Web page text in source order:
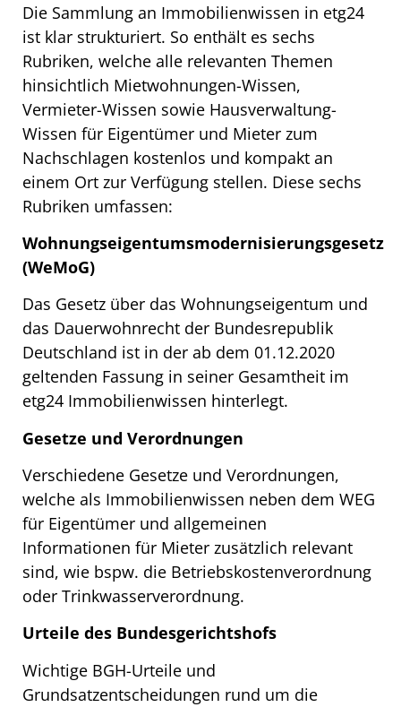
Die Sammlung an Immobilienwissen in etg24
ist klar strukturiert. So enthält es sechs
Rubriken, welche alle relevanten Themen
hinsichtlich Mietwohnungen-Wissen,
Vermieter-Wissen sowie Hausverwaltung-
Wissen für Eigentümer und Mieter zum
Nachschlagen kostenlos und kompakt an
einem Ort zur Verfügung stellen. Diese sechs
Rubriken umfassen:
Wohnungseigentumsmodernisierungsgesetz
(WeMoG)
Das Gesetz über das Wohnungseigentum und
das Dauerwohnrecht der Bundesrepublik
Deutschland ist in der ab dem 01.12.2020
geltenden Fassung in seiner Gesamtheit im
etg24 Immobilienwissen hinterlegt.
Gesetze und Verordnungen
Verschiedene Gesetze und Verordnungen,
welche als Immobilienwissen neben dem WEG
für Eigentümer und allgemeinen
Informationen für Mieter zusätzlich relevant
sind, wie bspw. die Betriebskostenverordnung
oder Trinkwasserverordnung.
Urteile des Bundesgerichtshofs
Wichtige BGH-Urteile und
Grundsatzentscheidungen rund um die